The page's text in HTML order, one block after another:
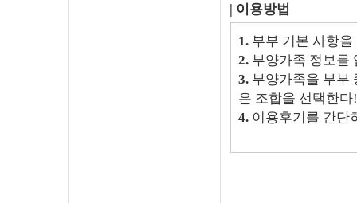
| 이용방법
1. 부부 기본 사항
2. 부양가족 정보를
3. 부양가족을 부부
은 조합을 선택한다
4. 이용후기를 간단